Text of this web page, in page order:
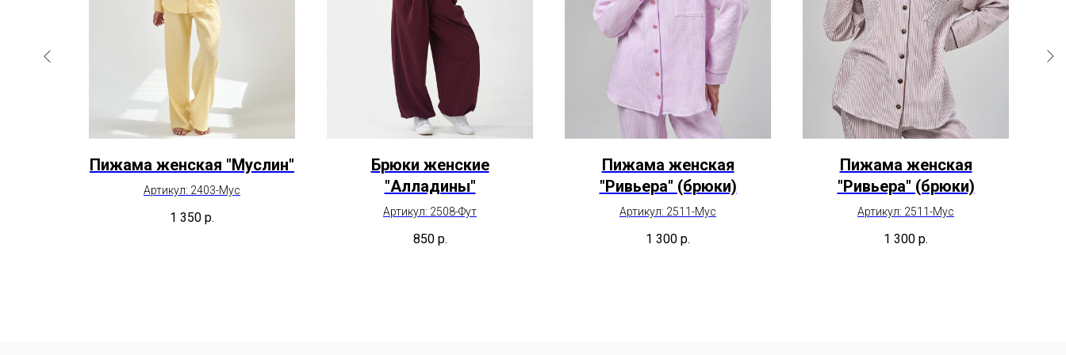
Пижама женская "Муслин"
Артикул: 2403-Мус
1 350 р.
Брюки женские
"Алладины"
Артикул: 2508-Фут
850 р.
Пижама женская
"Ривьера" (брюки)
Артикул: 2511-Мус
1 300 р.
Пижама женская
"Ривьера" (брюки)
Артикул: 2511-Мус
1 300 р.